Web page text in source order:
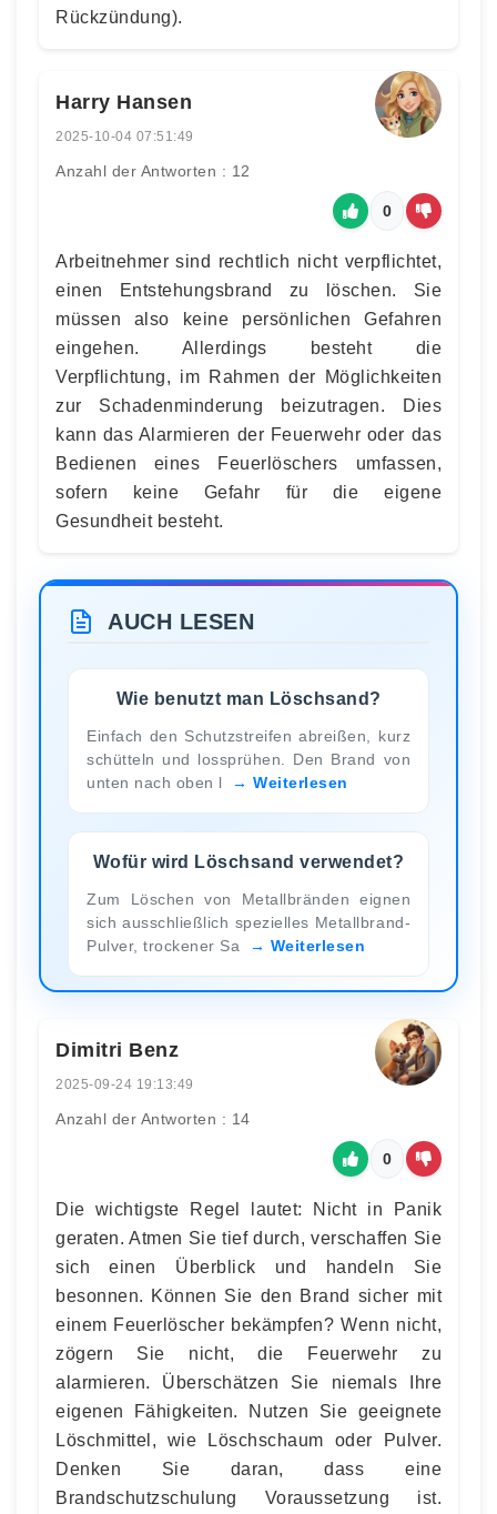
Rückzündung).
Harry Hansen
2025-10-04 07:51:49
Anzahl der Antworten : 12
0
Arbeitnehmer sind rechtlich nicht verpflichtet,
einen Entstehungsbrand zu löschen. Sie
müssen also keine persönlichen Gefahren
eingehen. Allerdings besteht die
Verpflichtung, im Rahmen der Möglichkeiten
zur Schadenminderung beizutragen. Dies
kann das Alarmieren der Feuerwehr oder das
Bedienen eines Feuerlöschers umfassen,
sofern keine Gefahr für die eigene
Gesundheit besteht.
AUCH LESEN
Wie benutzt man Löschsand?
Einfach den Schutzstreifen abreißen, kurz
schütteln und lossprühen. Den Brand von
unten nach oben l
Weiterlesen
Wofür wird Löschsand verwendet?
Zum Löschen von Metallbränden eignen
sich ausschließlich spezielles Metallbrand-
Pulver, trockener Sa
Weiterlesen
Dimitri Benz
2025-09-24 19:13:49
Anzahl der Antworten : 14
0
Die wichtigste Regel lautet: Nicht in Panik
geraten. Atmen Sie tief durch, verschaffen Sie
sich einen Überblick und handeln Sie
besonnen. Können Sie den Brand sicher mit
einem Feuerlöscher bekämpfen? Wenn nicht,
zögern Sie nicht, die Feuerwehr zu
alarmieren. Überschätzen Sie niemals Ihre
eigenen Fähigkeiten. Nutzen Sie geeignete
Löschmittel, wie Löschschaum oder Pulver.
Denken Sie daran, dass eine
Brandschutzschulung Voraussetzung ist.